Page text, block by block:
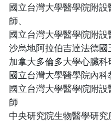
國立台灣大學醫學院附
師、
國立台灣大學醫學院附
沙烏地阿拉伯吉達法德國
加拿大多倫多大學心臟科
國立台灣大學醫學院內科
國立台灣大學醫學院附
師
中央研究院生物醫學研究